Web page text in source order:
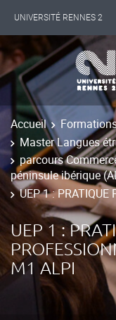
UNIVERSITÉ RENNES 2
INTERNATIONAL
LES NOUVELLES DE
Accueil
Master Langues
parcours
péninsule ibérique
UEP 1 : PRATIQUE
UEP 1 :
M1 ALPI